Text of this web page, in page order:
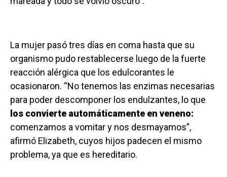
La mujer pasó tres días en coma hasta que su
organismo pudo restablecerse luego de la fuerte
reacción alérgica que los edulcorantes le
ocasionaron. “No tenemos las enzimas necesarias
para poder descomponer los endulzantes, lo que
los convierte automáticamente en veneno:
comenzamos a vomitar y nos desmayamos”,
afirmó Elizabeth, cuyos hijos padecen el mismo
problema, ya que es hereditario.